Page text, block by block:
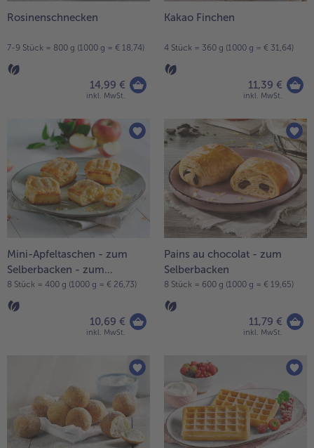
Rosinenschnecken
7-9 Stück = 800 g (1000 g = € 18,74)
14,99 €
inkl. MwSt.
Kakao Finchen
4 Stück = 360 g (1000 g = € 31,64)
11,39 €
inkl. MwSt.
Mini-Apfeltaschen - zum
Selberbacken - zum
Selberbacken
8 Stück = 400 g (1000 g = € 26,73)
10,69 €
inkl. MwSt.
Pains au chocolat - zum
Selberbacken
8 Stück = 600 g (1000 g = € 19,65)
11,79 €
inkl. MwSt.